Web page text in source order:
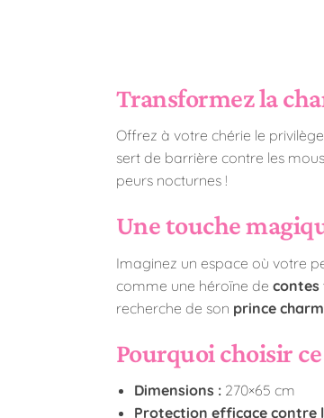
Transformez la
Offrez à votre chérie le
sert de barrière contre les
peurs nocturnes !
Une touche
Imaginez un espace où votre
comme une héroïne de contes
recherche de son prince
Pourquoi choisir
Dimensions :270×65 cm
Protection efficace contre